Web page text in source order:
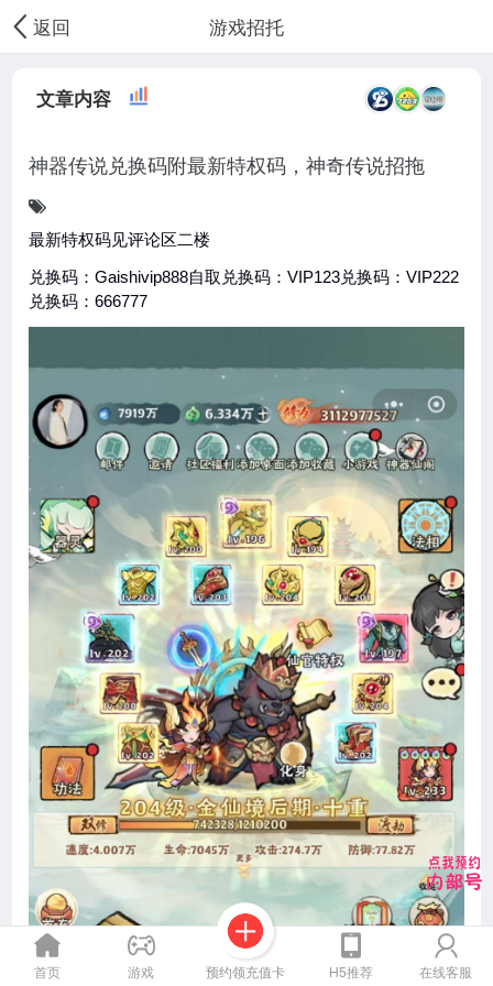
返回 游戏招托
首页 游戏 预约领充值卡 H5推荐 在线客服
文章内容
神器传说兑换码附最新特权码，神奇传说招拖
最新特权码见评论区二楼
兑换码：Gaishivip888自取兑换码：VIP123兑换码：VIP222
兑换码：666777